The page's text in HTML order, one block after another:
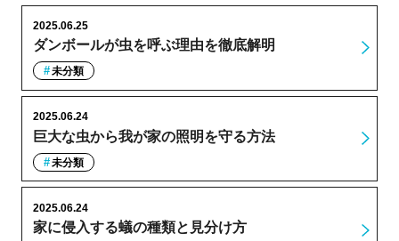
ダンボールが虫を呼ぶ理由を徹底解明
2025.06.25
未分類
巨大な虫から我が家の照明を守る方法
2025.06.24
未分類
家に侵入する蟻の種類と見分け方
2025.06.24